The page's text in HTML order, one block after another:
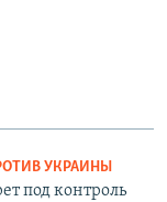
УКРАИНЫ
под контроль